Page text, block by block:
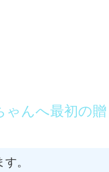
ゃんへ最初の贈
。